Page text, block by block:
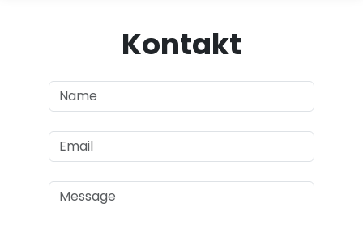
Kontakt